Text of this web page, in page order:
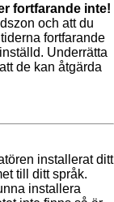
fortfarande inte!
och att du
fortfarande
Underrätta
de kan åtgärda
installerat ditt
till ditt språk.
installera